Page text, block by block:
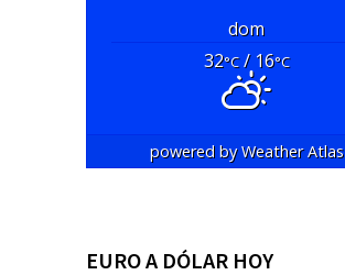
dom
32°C/ 16°C
powered byWeather Atlas
EURO A DÓLAR HOY